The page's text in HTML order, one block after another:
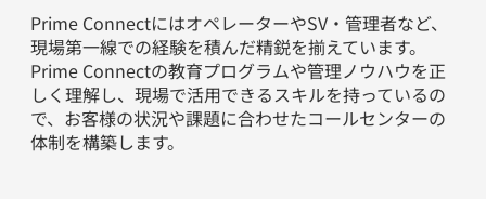
Prime ConnectにはオペレーターやSV・管理者など、
現場第一線での経験を積んだ精鋭を揃えています。
Prime Connectの教育プログラムや管理ノウハウを正
しく理解し、現場で活用できるスキルを持っているの
で、お客様の状況や課題に合わせたコールセンターの
体制を構築します。